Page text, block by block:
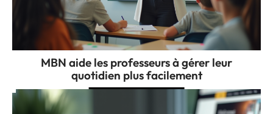
MBN aide les professeurs à gérer leur
quotidien plus facilement